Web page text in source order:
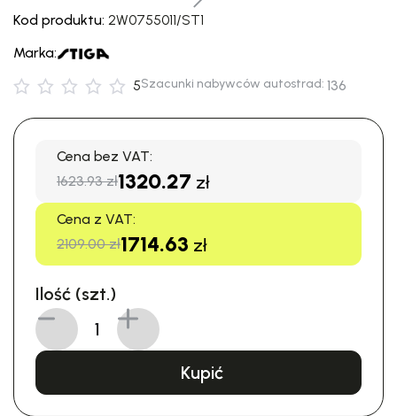
Kod produktu: 2W0755011/ST1
Marka:
5Szacunki nabywców autostrad: 136
Cena bez VAT:
1623.93 zł1320.27 zł
Cena z VAT:
2109.00 zł1714.63 zł
Ilość (szt.)
Kupić